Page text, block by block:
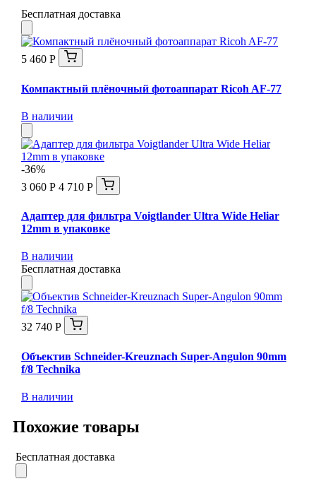
Бесплатная доставка
5 460 Р
Компактный плёночный фотоаппарат Ricoh AF-77
В наличии
-36%
3 060 Р 4 710 Р
Адаптер для фильтра Voigtlander Ultra Wide Heliar
12mm в упаковке
В наличии
Бесплатная доставка
32 740 Р
Объектив Schneider-Kreuznach Super-Angulon 90mm
f/8 Technika
В наличии
Похожие товары
Бесплатная доставка